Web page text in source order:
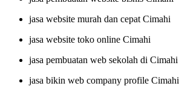
jasa website murah dan cepat Cimahi
jasa website toko online Cimahi
jasa pembuatan web sekolah di Cimahi
jasa bikin web company profile Cimahi